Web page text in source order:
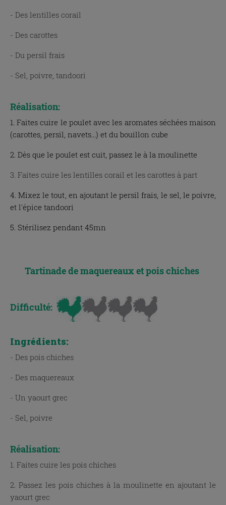
- Des lentilles corail
- Des carottes
- Du persil frais
- Sel, poivre, tandoori
Réalisation:
1. Faites cuire le poulet avec les aromates séchées maison
(carottes, persil, navets...) et du bouillon cube
2. Dès que le poulet est cuit, passez le à la moulinette
3. Faites cuire les lentilles corail et les carottes à part
4. Mixez le tout, en ajoutant le persil frais, le sel, le poivre,
et l'épice tandoori
5. Stérilisez pendant 45mn
Tartinade de maquereaux et pois chiches
Difficulté:
Ingrédients:
- Des pois chiches
- Des maquereaux
- Un yaourt grec
- Sel, poivre
Réalisation:
1. Faites cuire les pois chiches
2. Passez les pois chiches à la moulinette en ajoutant le
yaourt grec